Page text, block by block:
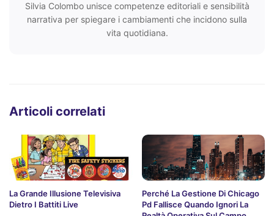
Silvia Colombo unisce competenze editoriali e sensibilità
narrativa per spiegare i cambiamenti che incidono sulla
vita quotidiana.
Articoli correlati
La Grande Illusione Televisiva
Dietro I Battiti Live
Perché La Gestione Di Chicago
Pd Fallisce Quando Ignori La